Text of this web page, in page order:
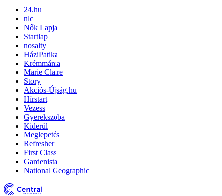
24.hu
nlc
Nők Lapja
Startlap
nosalty
HáziPatika
Krémmánia
Marie Claire
Story
Akciós-Újság.hu
Hírstart
Vezess
Gyerekszoba
Kiderül
Meglepetés
Refresher
First Class
Gardenista
National Geographic